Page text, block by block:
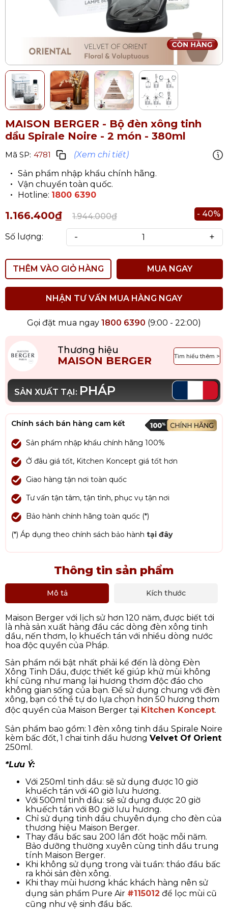
MAISON BERGER - Bộ đèn xông tinh
dầu Spirale Noire - 2 món - 380ml
Mã SP: 4781
(Xem chi tiết)
Sản phẩm nhập khẩu chính hãng.
Vận chuyển toàn quốc.
Hotline: 1800 6390
1.166.400₫ 1.944.000₫ - 40%
Số lượng: - +
THÊM VÀO GIỎ HÀNG MUA NGAY
NHẬN TƯ VẤN MUA HÀNG NGAY
Gọi đặt mua ngay 1800 6390 (9:00 - 22:00)
Thương hiệu
MAISON BERGER Tìm hiểu thêm >
SẢN XUẤT TẠI: PHÁP
Chính sách bán hàng cam kết
Sản phẩm nhập khẩu chính hãng 100%
Ở đâu giá tốt, Kitchen Koncept giá tốt hơn
Giao hàng tận nơi toàn quốc
Tư vấn tận tâm, tận tình, phục vụ tận nơi
Bảo hành chính hãng toàn quốc (*)
(*) Áp dụng theo chính sách bảo hành tại đây
Thông tin sản phẩm
Mô tả Kích thước
Maison Berger với lịch sử hơn 120 năm, được biết tới
là nhà sản xuất hàng đầu các dòng đèn xông tinh
dầu, nến thơm, lọ khuếch tán với nhiều dòng nước
hoa độc quyền của Pháp.
Sản phẩm nổi bật nhất phải kể đến là dòng Đèn
Xông Tinh Dầu, được thiết kế giúp khử mùi không
khí cũng như mang lại hương thơm độc đáo cho
không gian sống của bạn. Để sử dụng chung với đèn
xông, bạn có thể tự do lựa chọn hơn 50 hương thơm
độc quyền của Maison Berger tại Kitchen Koncept.
Sản phẩm bao gồm: 1 đèn xông tinh dầu Spirale Noire
kèm bấc đốt, 1 chai tinh dầu hương Velvet Of Orient
250ml.
*Lưu Ý:
Với 250ml tinh dầu: sẽ sử dụng được 10 giờ
khuếch tán với 40 giờ lưu hương.
Với 500ml tinh dầu: sẽ sử dụng được 20 giờ
khuếch tán với 80 giờ lưu hương.
Chỉ sử dụng tinh dầu chuyên dụng cho đèn của
thương hiệu Maison Berger.
Thay đầu bấc sau 200 lần đốt hoặc mỗi năm.
Bảo dưỡng thường xuyên cùng tinh dầu trung
tính Maison Berger.
Khi không sử dụng trong vài tuần: tháo đầu bấc
ra khỏi sản đèn xông.
Khi thay mùi hương khác khách hàng nên sử
dụng sản phẩm Pure Air #115012 để lọc mùi cũ
cũng như vệ sinh đầu bấc.